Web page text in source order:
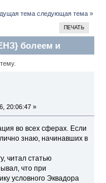
тема следующая тема »
ПЕЧАТЬ
болеем и
242511 раз)
20:06:47 »
во всех сферах. Если
знаю, начинавших в
читал статью
что при
условного Эквадора